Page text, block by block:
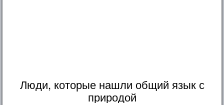
Люди, которые нашли общий язык с
природой